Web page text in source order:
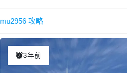
mu2956 攻略
3年前